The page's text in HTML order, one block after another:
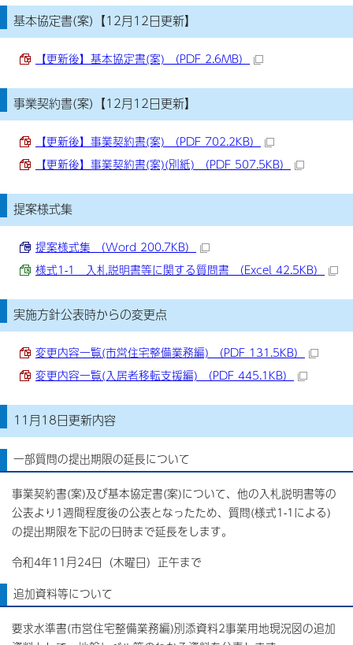
基本協定書(案)【12月12日更新】
【更新後】基本協定書(案) （PDF 2.6MB）
事業契約書(案)【12月12日更新】
【更新後】事業契約書(案) （PDF 702.2KB）
【更新後】事業契約書(案)(別紙) （PDF 507.5KB）
提案様式集
提案様式集 （Word 200.7KB）
様式1-1 入札説明書等に関する質問書 （Excel 42.5KB）
実施方針公表時からの変更点
変更内容一覧(市営住宅整備業務編) （PDF 131.5KB）
変更内容一覧(入居者移転支援編) （PDF 445.1KB）
11月18日更新内容
一部質問の提出期限の延長について
事業契約書(案)及び基本協定書(案)について、他の入札説明書等の
公表より1週間程度後の公表となったため、質問(様式1-1による)
の提出期限を下記の日時まで延長をします。
令和4年11月24日（木曜日）正午まで
追加資料等について
要求水準書(市営住宅整備業務編)別添資料2事業用地現況図の追加